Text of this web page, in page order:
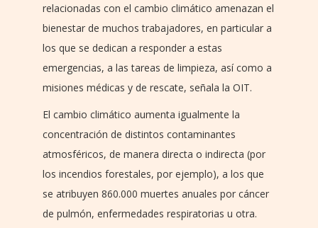
relacionadas con el cambio climático amenazan el
bienestar de muchos trabajadores, en particular a
los que se dedican a responder a estas
emergencias, a las tareas de limpieza, así como a
misiones médicas y de rescate, señala la OIT.
El cambio climático aumenta igualmente la
concentración de distintos contaminantes
atmosféricos, de manera directa o indirecta (por
los incendios forestales, por ejemplo), a los que
se atribuyen 860.000 muertes anuales por cáncer
de pulmón, enfermedades respiratorias u otra.